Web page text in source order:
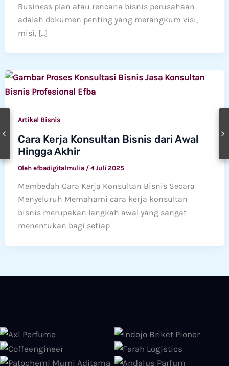
Business plan atau rencana bisnis perusahaan
adalah dokumen penting yang merangkum visi,
misi, […]
Artikel Bisnis
Cara Kerja Konsultan Bisnis dari Awal
Hingga Akhir
Oleh efbadigitalmulia / 4 Juli 2025
Membedah Cara Kerja Konsultan Bisnis Secara
Menyeluruh Memahami cara kerja konsultan
bisnis merupakan langkah awal yang sangat
menentukan bagi setiap